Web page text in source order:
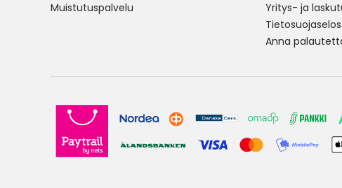
Muistutuspalvelu
Yritys- ja
Anna